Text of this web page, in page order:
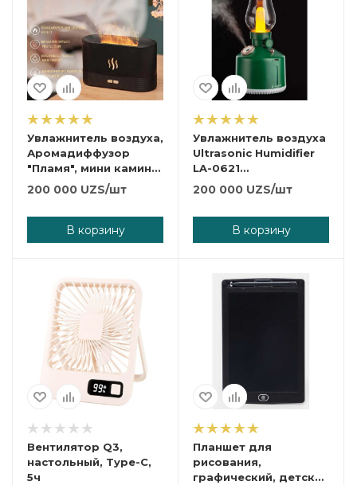
Увлажнитель воздуха,
Аромадиффузор
"Пламя", мини камин
LA-0630-1, черный.
200 000 UZS/шт
В корзину
Увлажнитель воздуха
Ultrasonic Humidifier
LA-0621
аромадиффузор и
дома ультразвуковой
в ретро стиле.
200 000 UZS/шт
В корзину
Вентилятор Q3,
настольный, Type-C,
5ч
Планшет для
рисования,
графический, детский